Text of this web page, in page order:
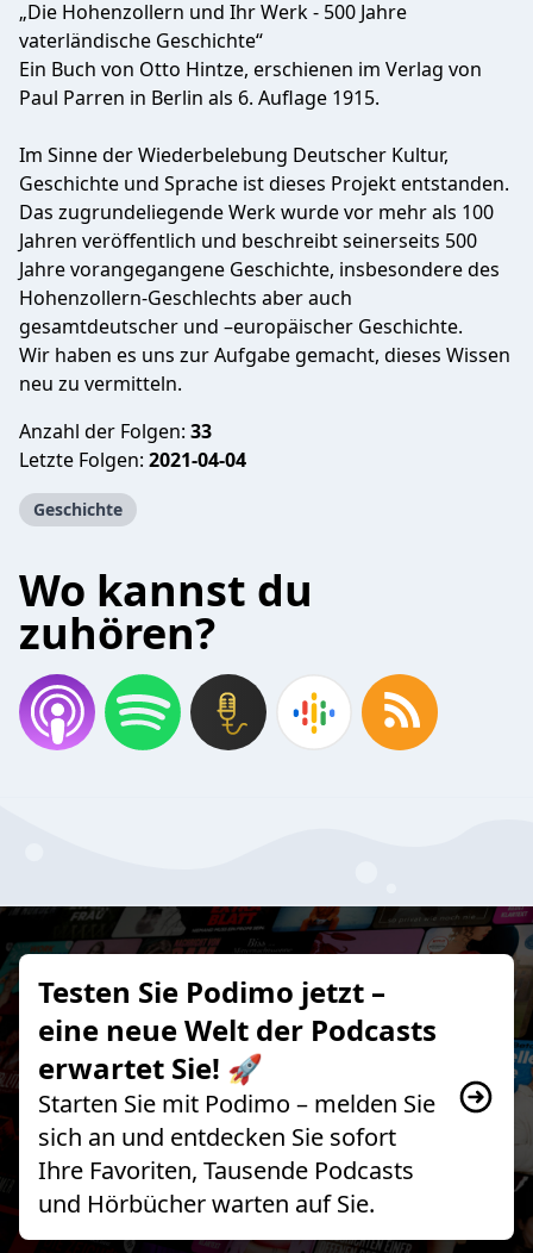
„Die Hohenzollern und Ihr Werk - 500 Jahre
vaterländische Geschichte“
Ein Buch von Otto Hintze, erschienen im Verlag von
Paul Parren in Berlin als 6. Auflage 1915.
Im Sinne der Wiederbelebung Deutscher Kultur,
Geschichte und Sprache ist dieses Projekt entstanden.
Das zugrundeliegende Werk wurde vor mehr als 100
Jahren veröffentlich und beschreibt seinerseits 500
Jahre vorangegangene Geschichte, insbesondere des
Hohenzollern-Geschlechts aber auch
gesamtdeutscher und –europäischer Geschichte.
Wir haben es uns zur Aufgabe gemacht, dieses Wissen
neu zu vermitteln.
Anzahl der Folgen: 33
Letzte Folgen: 2021-04-04
Geschichte
Wo kannst du
zuhören?
Testen Sie Podimo jetzt –
eine neue Welt der Podcasts
erwartet Sie! 🚀
Starten Sie mit Podimo – melden Sie
sich an und entdecken Sie sofort
Ihre Favoriten, Tausende Podcasts
und Hörbücher warten auf Sie.